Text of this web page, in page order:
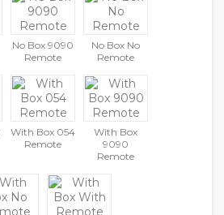
No Box 9090
Remote
No Box No
Remote
With Box 054
Remote
With Box
9090
Remote